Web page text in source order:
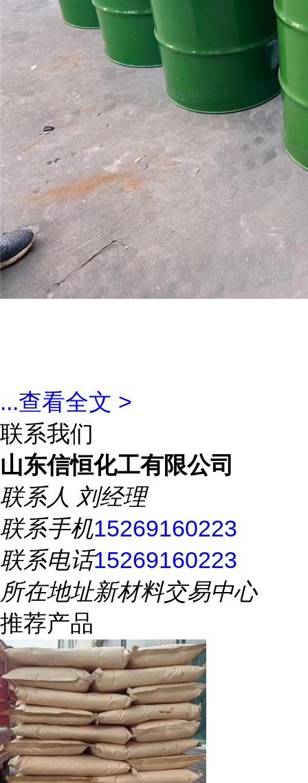
...查看全文 >
联系我们
山东信恒化工有限公司
联系人 刘经理
联系手机15269160223
联系电话15269160223
所在地址新材料交易中心
推荐产品